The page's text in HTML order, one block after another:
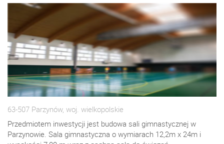
63-507 Parzynów, woj. wielkopolskie
Przedmiotem inwestycji jest budowa sali gimnastycznej w
Parzynowie. Sala gimnastyczna o wymiarach 12,2m x 24m i